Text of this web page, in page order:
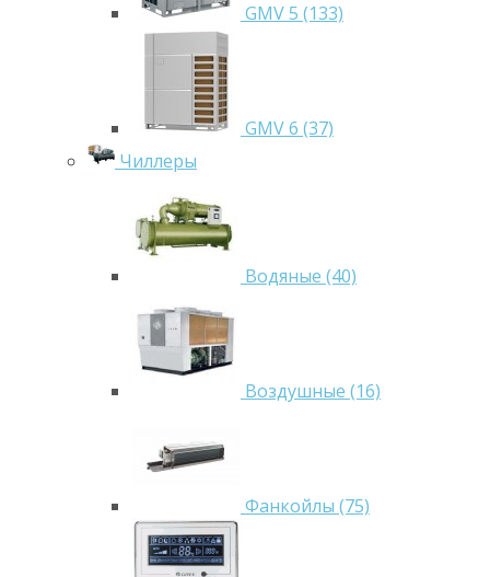
GMV 5 (133)
GMV 6 (37)
Чиллеры
Водяные (40)
Воздушные (16)
Фанкойлы (75)